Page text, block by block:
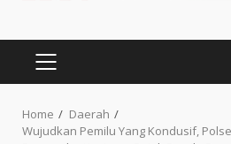
PRIMARY
MENU
Home
Daerah
Wujudkan Pemilu Yang Kondusif,